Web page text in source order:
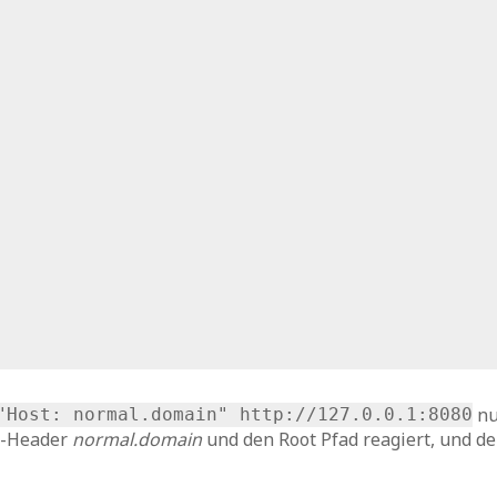
normal.domain" http://127.0.0.1:8080
Header normal.domain und den Root Pfad reagiert, und